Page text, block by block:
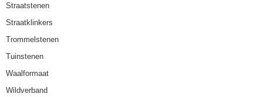
Straatstenen
Straatklinkers
Trommelstenen
Tuinstenen
Waalformaat
Wildverband